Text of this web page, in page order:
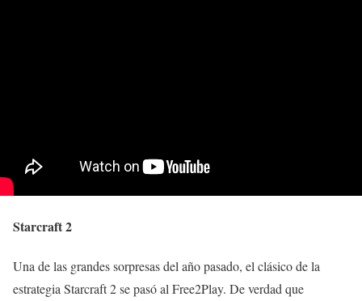
Starcraft 2
Una de las grandes sorpresas del año pasado, el clásico de la
estrategia Starcraft 2 se pasó al Free2Play. De verdad que